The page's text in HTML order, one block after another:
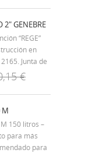
ISO 7/1 H-H.
-20ºC a
de
2" GENEBRE
“REGE”
en
Junta de
de NBR.
inox. AISI 304.
(BSP) H-H
máx. 90ºC.
posición.
€
M
M 150 litros –
para más
para